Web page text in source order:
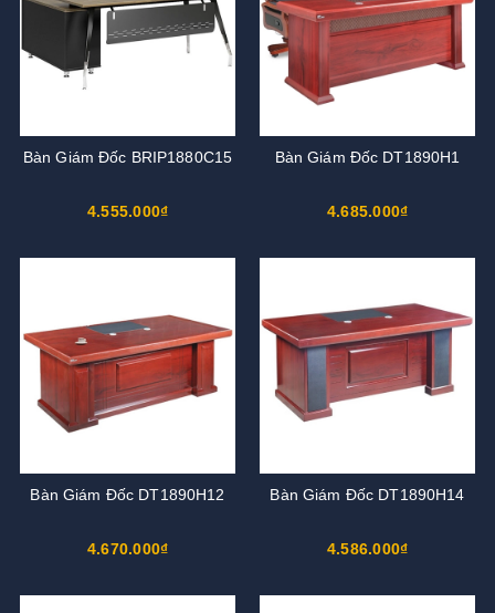
Bàn Giám Đốc BRIP1880C15
4.555.000₫
Bàn Giám Đốc DT1890H1
4.685.000₫
Bàn Giám Đốc DT1890H12
4.670.000₫
Bàn Giám Đốc DT1890H14
4.586.000₫